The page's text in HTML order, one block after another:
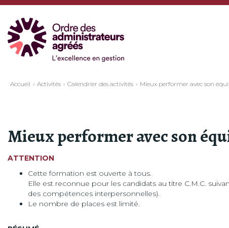
Accueil Activités Calendrier des activités Mieux performer avec son
Mieux performer avec son
ATTENTION
Cette formation est ouverte à tous.
Elle est reconnue pour les candidats au titre C.M.C.
des compétences interpersonnelles).
Le nombre de places est limité.